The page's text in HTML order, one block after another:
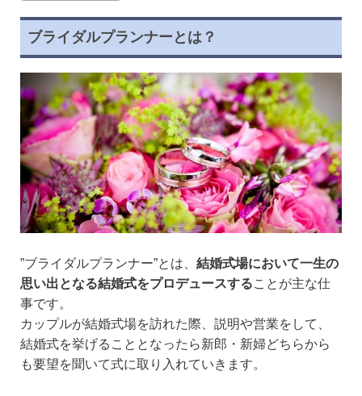
ブライダルプランナーとは？
”ブライダルプランナー”とは、 結婚式場において一生の
思い出となる結婚式をプロデュースすることが主な仕
事です。
カップルが結婚式場を訪れた際、説明や営業をして、
結婚式を挙げることとなったら新郎・新婦どちらから
も要望を聞いて式に取り入れていきます。